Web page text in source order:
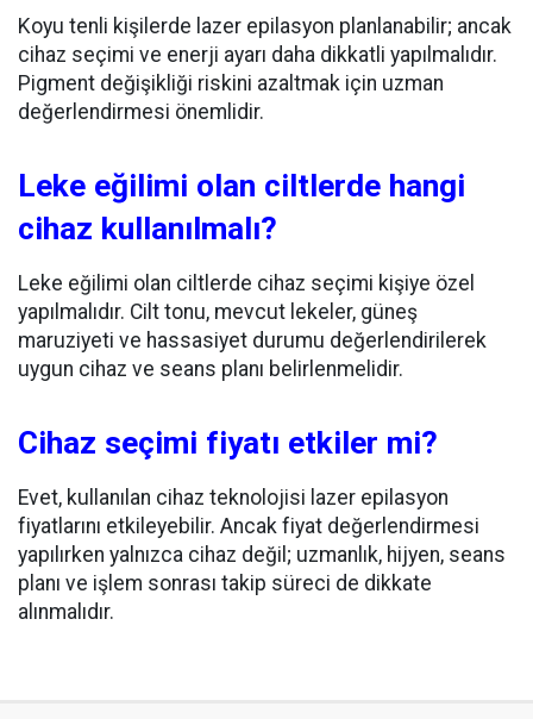
Koyu tenli kişilerde lazer epilasyon planlanabilir; ancak
cihaz seçimi ve enerji ayarı daha dikkatli yapılmalıdır.
Pigment değişikliği riskini azaltmak için uzman
değerlendirmesi önemlidir.
Leke eğilimi olan ciltlerde hangi
cihaz kullanılmalı?
Leke eğilimi olan ciltlerde cihaz seçimi kişiye özel
yapılmalıdır. Cilt tonu, mevcut lekeler, güneş
maruziyeti ve hassasiyet durumu değerlendirilerek
uygun cihaz ve seans planı belirlenmelidir.
Cihaz seçimi fiyatı etkiler mi?
Evet, kullanılan cihaz teknolojisi lazer epilasyon
fiyatlarını etkileyebilir. Ancak fiyat değerlendirmesi
yapılırken yalnızca cihaz değil; uzmanlık, hijyen, seans
planı ve işlem sonrası takip süreci de dikkate
alınmalıdır.